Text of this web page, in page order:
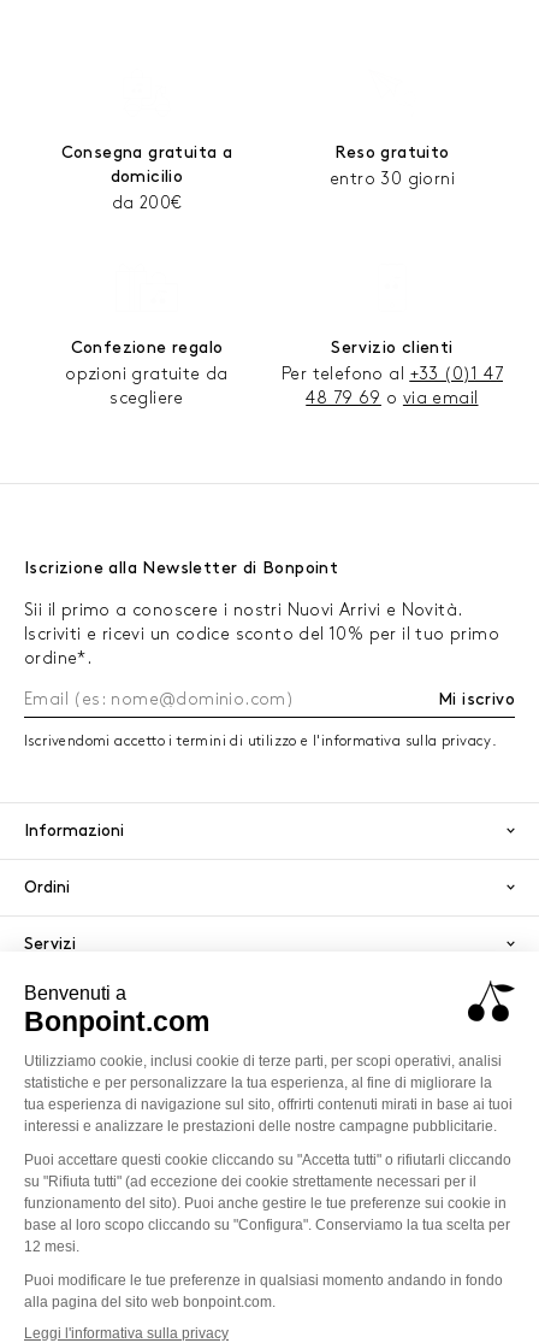
Consegna gratuita a
domicilio
da 200€
Reso gratuito
entro 30 giorni
Confezione regalo
opzioni gratuite da
scegliere
Servizio clienti
Per telefono al +33 (0)1 47
48 79 69 o via email
Iscrizione alla Newsletter di Bonpoint
Sii il primo a conoscere i nostri Nuovi Arrivi e Novità.
Iscriviti e ricevi un codice sconto del 10% per il tuo primo
ordine*.
Mi iscrivo
Iscrivendomi accetto i termini di utilizzo e l'informativa sulla privacy.
Informazioni
Ordini
Servizi
pagamento sicuro
PayPal
Visa
Mastercard
Klarna